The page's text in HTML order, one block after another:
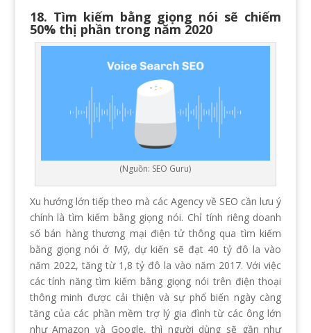
18. Tìm kiếm bằng giọng nói sẽ chiếm
50% thị phần trong năm 2020
(Nguồn: SEO Guru)
Xu hướng lớn tiếp theo mà các Agency về SEO cần lưu ý
chính là tìm kiếm bằng giọng nói. Chỉ tính riêng doanh
số bán hàng thương mại điện tử thông qua tìm kiếm
bằng giọng nói ở Mỹ, dự kiến sẽ đạt 40 tỷ đô la vào
năm 2022, tăng từ 1,8 tỷ đô la vào năm 2017. Với việc
các tính năng tìm kiếm bằng giọng nói trên điện thoại
thông minh được cải thiện và sự phổ biến ngày càng
tăng của các phần mềm trợ lý gia đình từ các ông lớn
như Amazon và Google, thì người dùng sẽ gần như